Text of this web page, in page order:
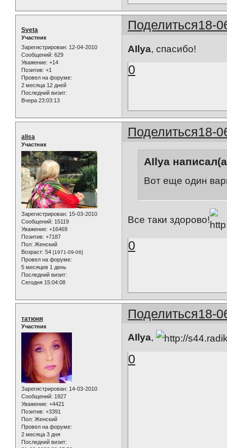
Поделиться18-
Sveta
Участник
Зарегистрирован: 12-04-2010
Сообщений: 629
Уважение: +14
Позитив: +1
Провел на форуме:
2 месяца 12 дней
Последний визит:
Вчера 23:03:13
AIlya, спасибо!
0
Поделиться18-
alisa
Участник
Зарегистрирован: 15-03-2010
Сообщений: 15119
Уважение: +16469
Позитив: +7187
Пол: Женский
Возраст: 54 [1971-09-06]
Провел на форуме:
5 месяцев 1 день
Последний визит:
Сегодня 15:04:08
AIlya
Вот еще один
Все таки здорово!
0
Поделиться18-
татюня
Участник
Зарегистрирован: 14-03-2010
Сообщений: 1927
Уважение: +4421
Позитив: +3391
Пол: Женский
Провел на форуме:
2 месяца 3 дня
Последний визит:
AIlya,
0